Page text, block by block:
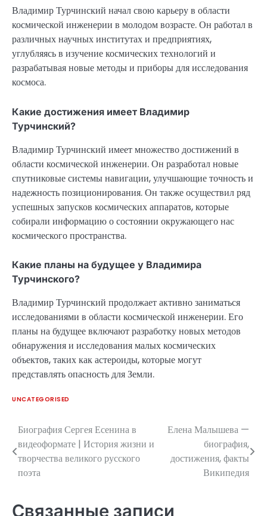
Владимир Турчинский начал свою карьеру в области
космической инженерии в молодом возрасте. Он работал в
различных научных институтах и предприятиях,
углубляясь в изучение космических технологий и
разрабатывая новые методы и приборы для исследования
космоса.
Какие достижения имеет Владимир
Турчинский?
Владимир Турчинский имеет множество достижений в
области космической инженерии. Он разработал новые
спутниковые системы навигации, улучшающие точность и
надежность позиционирования. Он также осуществил ряд
успешных запусков космических аппаратов, которые
собирали информацию о состоянии окружающего нас
космического пространства.
Какие планы на будущее у Владимира
Турчинского?
Владимир Турчинский продолжает активно заниматься
исследованиями в области космической инженерии. Его
планы на будущее включают разработку новых методов
обнаружения и исследования малых космических
объектов, таких как астероиды, которые могут
представлять опасность для Земли.
UNCATEGORISED
Навигация
по
записям
Биография Сергея Есенина в
видеоформате | История жизни и
творчества великого русского
поэта
Елена Малышева —
биография,
достижения, факты
Википедия
Связанные записи